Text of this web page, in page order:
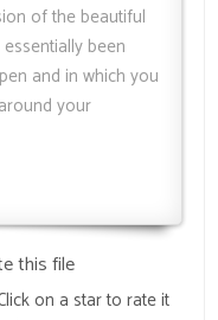
of the beautiful
been
and in which you
your
this file
on a star to rate it